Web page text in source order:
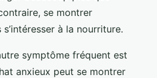
se montrer
à la nourriture.
symptôme fréquent est
anxieux peut se montrer